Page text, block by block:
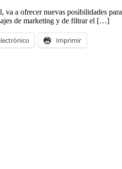
a ofrecer nuevas posibilidades
de marketing y de filtrar el […]
Imprimir